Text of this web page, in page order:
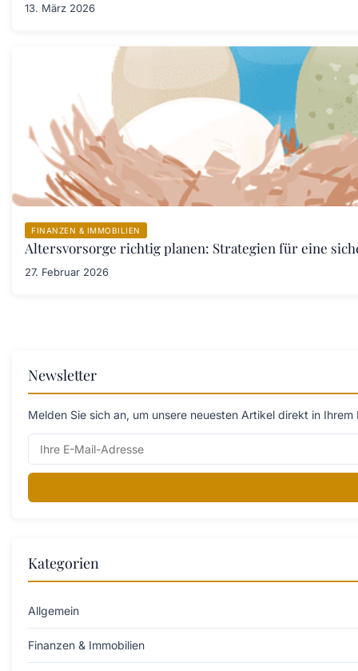
13. März 2026
FINANZEN & IMMOBILIEN
Altersvorsorge richtig planen: Strategien für eine
27. Februar 2026
Newsletter
Melden Sie sich an, um unsere neuesten Artikel direkt in
Kategorien
Allgemein
Finanzen & Immobilien